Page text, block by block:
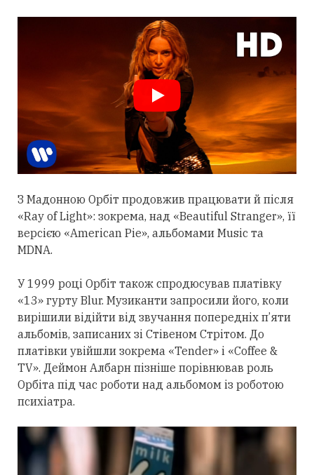
З Мадонною Орбіт продовжив працювати й після
«Ray of Light»: зокрема, над «Beautiful Stranger», її
версією «American Pie», альбомами Music та
MDNA.
У 1999 році Орбіт також спродюсував платівку
«13» гурту Blur. Музиканти запросили його, коли
вирішили відійти від звучання попередніх п’яти
альбомів, записаних зі Стівеном Стрітом. До
платівки увійшли зокрема «Tender» і «Coffee &
TV». Деймон Албарн пізніше порівнював роль
Орбіта під час роботи над альбомом із роботою
психіатра.